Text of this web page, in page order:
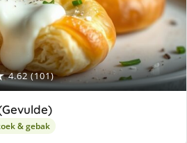
4.62 (101)
& gebak